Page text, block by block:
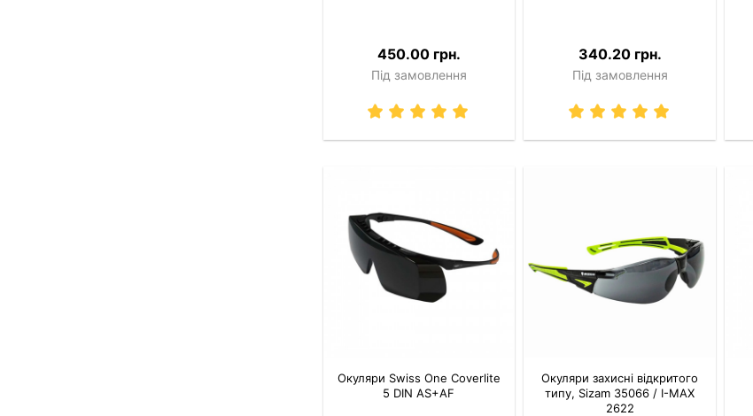
450.00 грн.
Під замовлення
340.20 грн.
Під замовлення
Окуляри Swiss One Coverlite
5 DIN AS+AF
Окуляри захисні відкритого
типу, Sizam 35066 / I-MAX
2622